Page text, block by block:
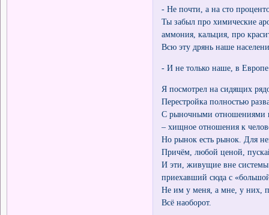
- Не почти, а на сто
Ты забыл про химические
аммония, кальция, про
Всю эту дрянь наше
- И не только наше, в Европе
Я посмотрел на сидящих
Перестройка полностью
С рыночными отношениями
– хищное отношения к
Но рынок есть рынок. Для
Причём, любой ценой,
И эти, живущие вне системы
приехавший сюда с
Не им у меня, а мне, у них,
Всё наоборот.